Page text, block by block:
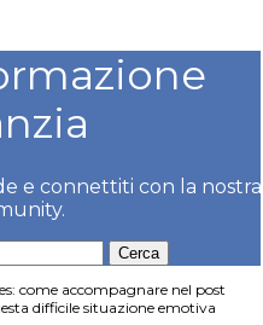
e connettiti con la nostra
come accompagnare nel post
difficile situazione emotiva